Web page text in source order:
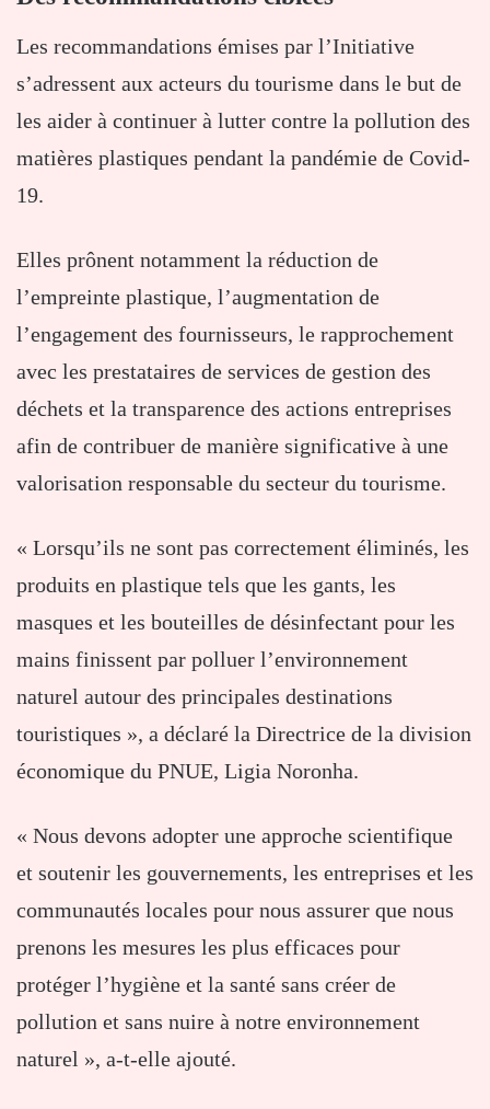
Les recommandations émises par l’Initiative
s’adressent aux acteurs du tourisme dans le but de
les aider à continuer à lutter contre la pollution des
matières plastiques pendant la pandémie de Covid-
19.
Elles prônent notamment la réduction de
l’empreinte plastique, l’augmentation de
l’engagement des fournisseurs, le rapprochement
avec les prestataires de services de gestion des
déchets et la transparence des actions entreprises
afin de contribuer de manière significative à une
valorisation responsable du secteur du tourisme.
« Lorsqu’ils ne sont pas correctement éliminés, les
produits en plastique tels que les gants, les
masques et les bouteilles de désinfectant pour les
mains finissent par polluer l’environnement
naturel autour des principales destinations
touristiques », a déclaré la Directrice de la division
économique du PNUE, Ligia Noronha.
« Nous devons adopter une approche scientifique
et soutenir les gouvernements, les entreprises et les
communautés locales pour nous assurer que nous
prenons les mesures les plus efficaces pour
protéger l’hygiène et la santé sans créer de
pollution et sans nuire à notre environnement
naturel », a-t-elle ajouté.